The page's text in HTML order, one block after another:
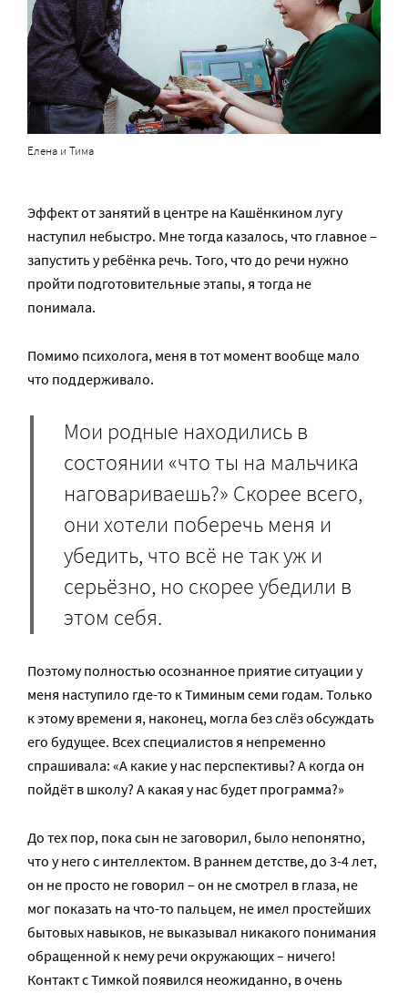
Елена и Тима
Эффект от занятий в центре на Кашёнкином лугу
наступил небыстро. Мне тогда казалось, что главное –
запустить у ребёнка речь. Того, что до речи нужно
пройти подготовительные этапы, я тогда не
понимала.
Помимо психолога, меня в тот момент вообще мало
что поддерживало.
Мои родные находились в
состоянии «что ты на мальчика
наговариваешь?» Скорее всего,
они хотели поберечь меня и
убедить, что всё не так уж и
серьёзно, но скорее убедили в
этом себя.
Поэтому полностью осознанное приятие ситуации у
меня наступило где-то к Тиминым семи годам. Только
к этому времени я, наконец, могла без слёз обсуждать
его будущее. Всех специалистов я непременно
спрашивала: «А какие у нас перспективы? А когда он
пойдёт в школу? А какая у нас будет программа?»
До тех пор, пока сын не заговорил, было непонятно,
что у него с интеллектом. В раннем детстве, до 3-4 лет,
он не просто не говорил – он не смотрел в глаза, не
мог показать на что-то пальцем, не имел простейших
бытовых навыков, не выказывал никакого понимания
обращенной к нему речи окружающих – ничего!
Контакт с Тимкой появился неожиданно, в очень